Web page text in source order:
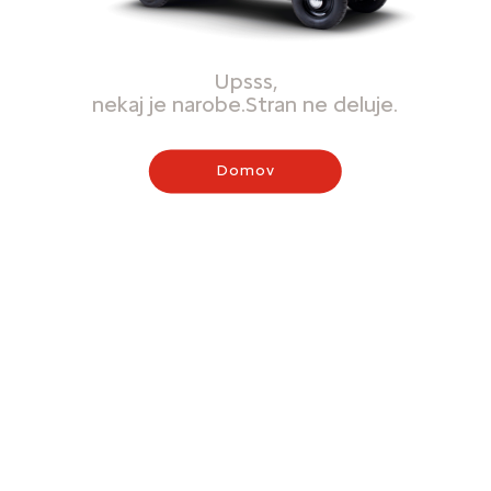
Upsss,
nekaj je narobe.Stran ne deluje.
Domov